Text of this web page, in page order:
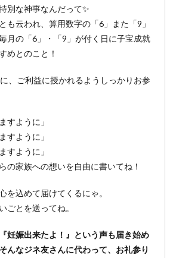
別な神事なんだって✨
も云われ、算用数字の「6」また「9」
月の「6」・「9」が付く日に子宝成就
めとのこと！
、ご利益に授かれるようしっかりお参
すように」
すように」
すように」
の家族への想いを自由に書いてね！
を込めて届けてくるにゃ。
ごとを送ってね。
妊娠出来たよ！』という声も届き始め
んなジネ友さんに代わって、お礼参り